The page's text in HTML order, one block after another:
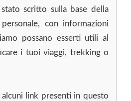
scritto sulla base della
con informazioni
possano esserti utili al
i tuoi viaggi, trekking o
link presenti in questo